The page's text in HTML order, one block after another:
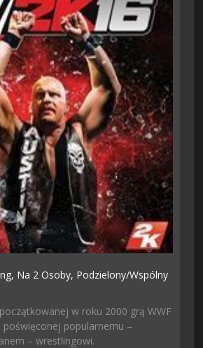
Na 2 Osoby, Podzielony/wspólny
w roku 2000 grą WWF
poświęconej popularnemu –
– wrestlingowi.